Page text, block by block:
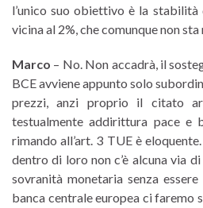
l’unico suo obiettivo è la
vicina al 2%, che comunque non
Marco – No. Non accadrà, il
BCE avviene appunto solo
prezzi, anzi proprio il citato
testualmente addirittura pace e
rimando all’art. 3 TUE è
dentro di loro non c’è alcuna via
sovranità monetaria senza
banca centrale europea ci faremo